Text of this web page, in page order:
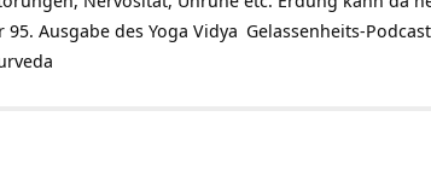
Ausgabe des Yoga Vidya Gelassenheits-Podcast